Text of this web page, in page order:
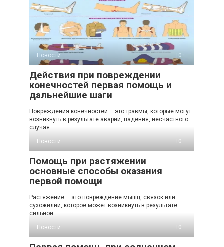
Новости 0
Действия при повреждении
конечностей первая помощь и
дальнейшие шаги
Повреждения конечностей – это травмы, которые могут
возникнуть в результате аварии, падения, несчастного
случая
Новости
0
Помощь при растяжении
основные способы оказания
первой помощи
Растяжение – это повреждение мышц, связок или
сухожилий, которое может возникнуть в результате
сильной
Новости
0